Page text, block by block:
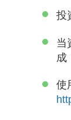
投
当
成
使